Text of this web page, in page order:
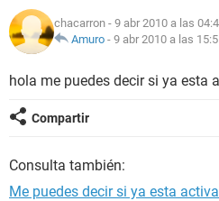
chacarron - 9 abr 2010 a las
Amuro - 9 abr 2010 a las
hola me puedes decir si ya esta
Compartir
Consulta también:
Me puedes decir si ya esta